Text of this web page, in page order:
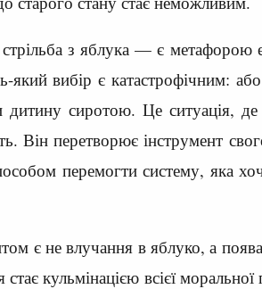
з яблука — є метафорою
який вибір є катастрофічним:
сиротою. Це ситуація,
Він перетворює інструмент
перемогти систему, яка
є не влучання в яблуко, а
стає кульмінацією всієї